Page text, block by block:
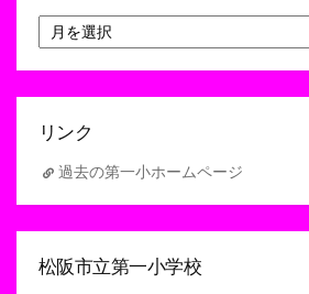
ー
カ
リンク
過去の第一小ホームページ
松阪市立第一小学校